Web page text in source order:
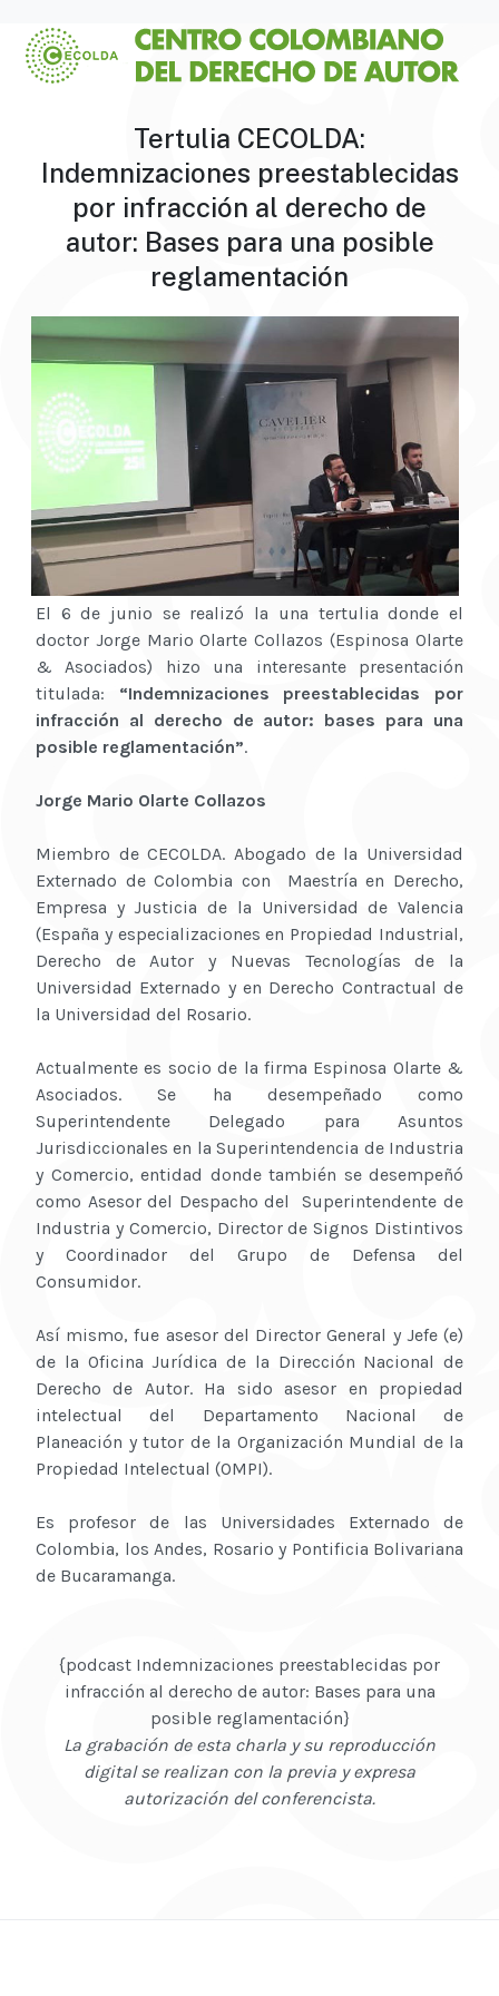
Tertulia CECOLDA:
Indemnizaciones preestablecidas
por infracción al derecho de
autor: Bases para una posible
reglamentación
El 6 de junio se realizó la una tertulia donde el
doctor Jorge Mario Olarte Collazos (Espinosa Olarte
& Asociados) hizo una interesante presentación
titulada: “Indemnizaciones preestablecidas por
infracción al derecho de autor: bases para una
posible reglamentación”.
Jorge Mario Olarte Collazos
Miembro de CECOLDA. Abogado de la Universidad
Externado de Colombia con Maestría en Derecho,
Empresa y Justicia de la Universidad de Valencia
(España y especializaciones en Propiedad Industrial,
Derecho de Autor y Nuevas Tecnologías de la
Universidad Externado y en Derecho Contractual de
la Universidad del Rosario.
Actualmente es socio de la firma Espinosa Olarte &
Asociados. Se ha desempeñado como
Superintendente Delegado para Asuntos
Jurisdiccionales en la Superintendencia de Industria
y Comercio, entidad donde también se desempeñó
como Asesor del Despacho del Superintendente de
Industria y Comercio, Director de Signos Distintivos
y Coordinador del Grupo de Defensa del
Consumidor.
Así mismo, fue asesor del Director General y Jefe (e)
de la Oficina Jurídica de la Dirección Nacional de
Derecho de Autor. Ha sido asesor en propiedad
intelectual del Departamento Nacional de
Planeación y tutor de la Organización Mundial de la
Propiedad Intelectual (OMPI).
Es profesor de las Universidades Externado de
Colombia, los Andes, Rosario y Pontificia Bolivariana
de Bucaramanga.
{podcast Indemnizaciones preestablecidas por
infracción al derecho de autor: Bases para una
posible reglamentación}
La grabación de esta charla y su reproducción
digital se realizan con la previa y expresa
autorización del conferencista.